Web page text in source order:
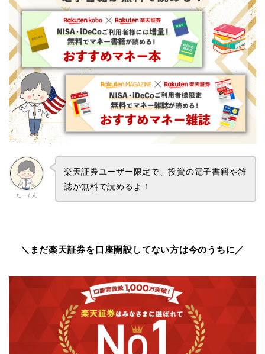
たーくん
楽天証券ユーザー限定で、投資の電子書籍や雑
誌が無料で読めるよ！
＼まだ楽天証券を口座開設してない方は今のうちに／